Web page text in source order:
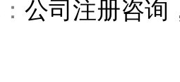
公司注册咨询